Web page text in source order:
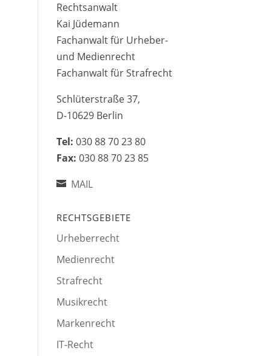
Rechtsanwalt
Kai Jüdemann
Fachanwalt für Urheber-
und Medienrecht
Fachanwalt für Strafrecht
Schlüterstraße 37,
D-10629 Berlin
Tel: 030 88 70 23 80
Fax: 030 88 70 23 85
MAIL
RECHTSGEBIETE
Urheberrecht
Medienrecht
Strafrecht
Musikrecht
Markenrecht
IT-Recht